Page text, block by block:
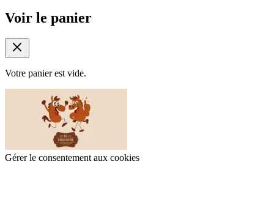
Voir le panier
Votre panier est vide.
Gérer le consentement aux cookies